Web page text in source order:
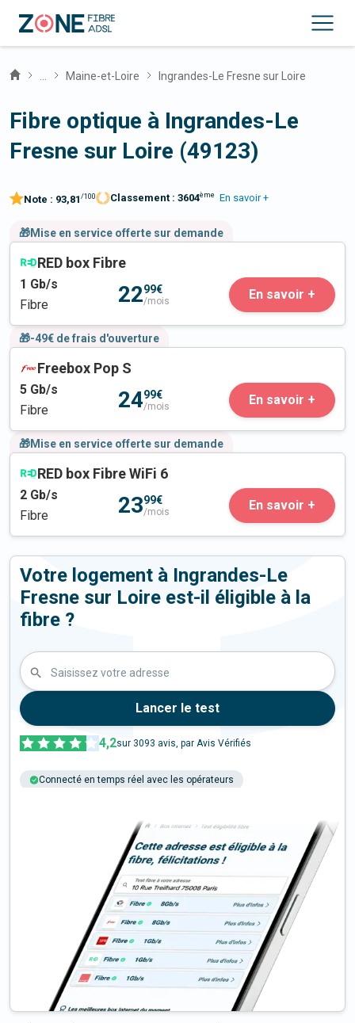
Maine-et-Loire Ingrandes-Le Fresne sur Loire
Fibre optique à Ingrandes-Le
Fresne sur Loire (49123)
Note : 93,81 /100 Classement : 3604ème En savoir +
🎁Mise en service offerte sur demande
RED box Fibre
1 Gb/s
Fibre
2299€
/mois En savoir +
🎁-49€ de frais d'ouverture
Freebox Pop S
5 Gb/s
Fibre
2499€
/mois En savoir +
🎁Mise en service offerte sur demande
RED box Fibre WiFi 6
2 Gb/s
Fibre
2399€
/mois En savoir +
Votre logement à Ingrandes-Le
Fresne sur Loire est-il éligible à la
fibre ?
Saisissez votre adresse
Lancer le test
4,2sur 3093 avis, par Avis Vérifiés
Connecté en temps réel avec les opérateurs